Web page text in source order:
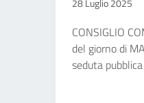
28 Luglio 2025
CONSIGLIO
del giorno di
seduta